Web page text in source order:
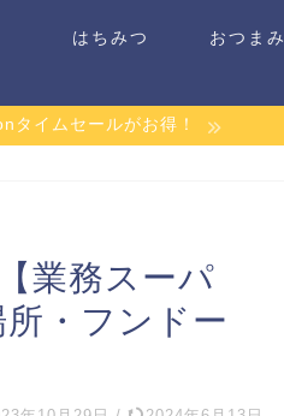
はちみつ おつまみ
タイムセールがお得！
業務スーパ
・フンドー